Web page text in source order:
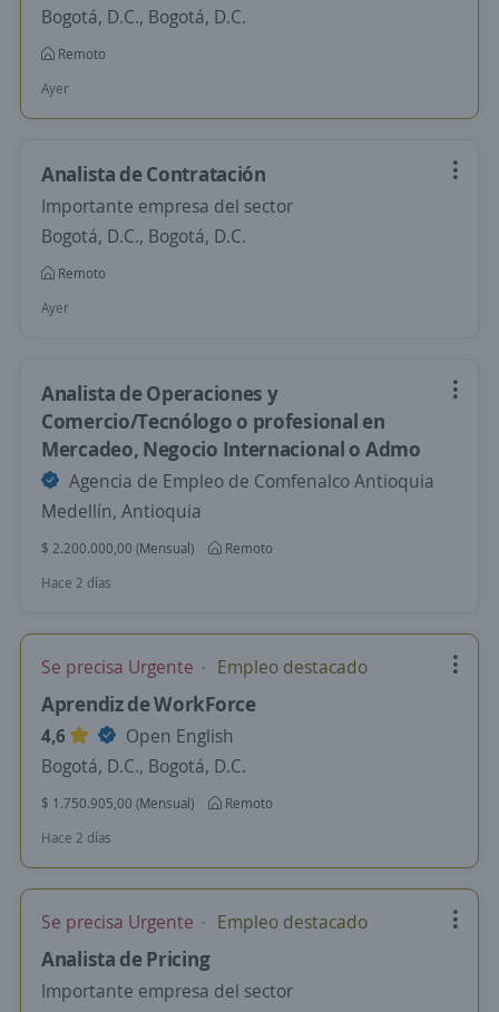
Bogotá, D.C., Bogotá, D.C.
Remoto
Ayer
Analista de Contratación
Importante empresa del sector
Bogotá, D.C., Bogotá, D.C.
Remoto
Ayer
Analista de Operaciones y
Comercio/Tecnólogo o profesional en
Mercadeo, Negocio Internacional o Admo
Agencia de Empleo de Comfenalco Antioquia
Medellín, Antioquia
$ 2.200.000,00 (Mensual)
Remoto
Hace 2 días
Se precisa Urgente Empleo destacado
Aprendiz de WorkForce
4,6
Open English
Bogotá, D.C., Bogotá, D.C.
$ 1.750.905,00 (Mensual)
Remoto
Hace 2 días
Se precisa Urgente Empleo destacado
Analista de Pricing
Importante empresa del sector